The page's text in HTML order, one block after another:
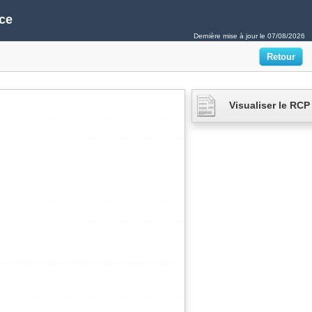
Dernière mise à jour le 07/08/2026
Visualiser le RCP